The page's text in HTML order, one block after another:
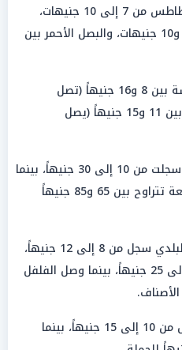
«البطاطس والبصل»: سجلت البطاطس من 7 إلى 10 جنيهات،
بينما تراوح البصل الأبيض بين 4 و10 جنيهات، والبصل الأحمر بين
«الكوسة والجزر»: تراوحت الكوسة بين 8 و16 جنيهاً (تصل
للمستهلك بـ 17 جنيهاً)، والجزر بين 11 و15 جنيهاً (يصل
«الفاصوليا والبامية»: الفاصوليا سجلت من 10 إلى 30 جنيهاً، بينما
تظل البامية في مستويات مرتفعة تتراوح بين 65 و85 جنيهاً
«الباذنجان والفلفل»: الباذنجان البلدي سجل من 8 إلى 12 جنيهاً،
والفلفل الرومي البلدي من 17 إلى 25 جنيهاً، بينما وصل الفلفل
«الورق عنب والخيار»: الخيار سجل من 10 إلى 15 جنيهاً، بينما